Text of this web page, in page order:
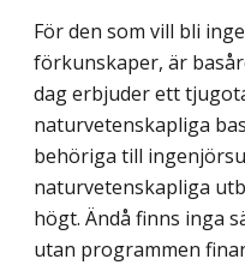
För den som vill bli
förkunskaper, är
dag erbjuder ett
naturvetenskapliga
behöriga till
naturvetenskap­liga
högt. Ändå finns inga
utan programmen